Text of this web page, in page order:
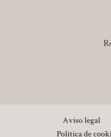
Aviso legal
Política de